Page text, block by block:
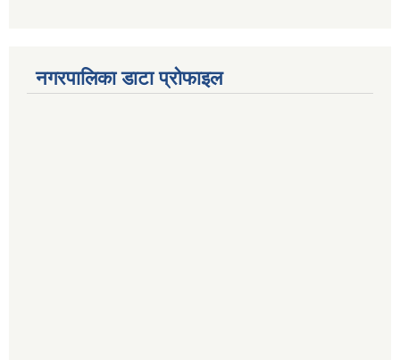
नगरपालिका डाटा प्रोफाइल